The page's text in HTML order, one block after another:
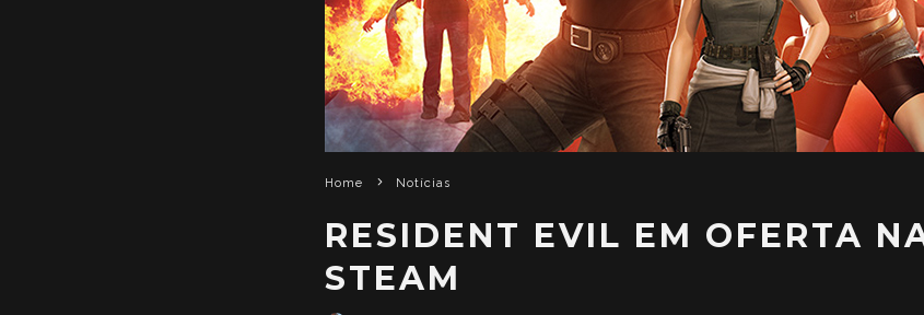
Home Notícias
RESIDENT EVIL EM OFERTA
STEAM